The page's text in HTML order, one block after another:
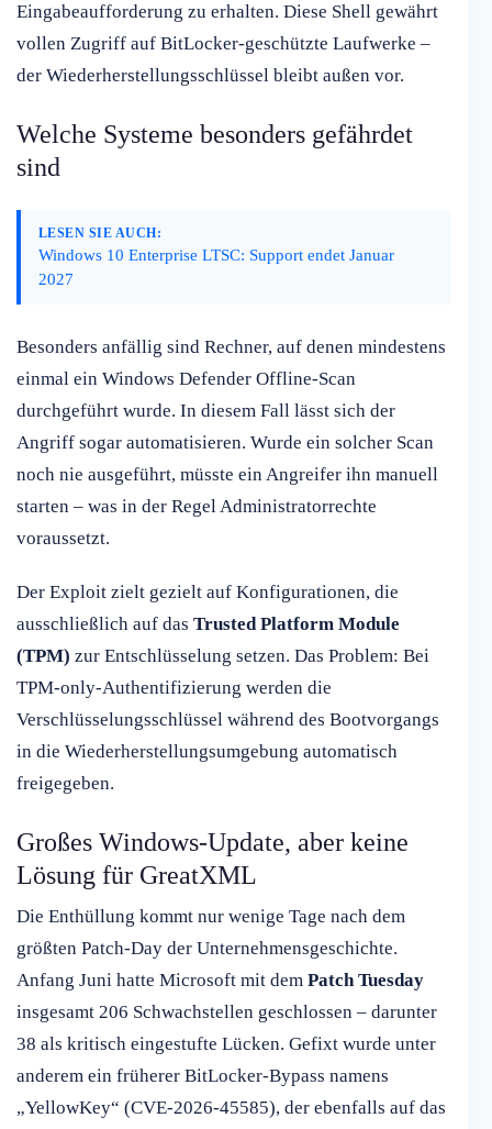
Eingabeaufforderung zu erhalten. Diese Shell gewährt
vollen Zugriff auf BitLocker-geschützte Laufwerke –
der Wiederherstellungsschlüssel bleibt außen vor.
Welche Systeme besonders gefährdet
sind
LESEN SIE AUCH:
Windows 10 Enterprise LTSC: Support endet Januar
2027
Besonders anfällig sind Rechner, auf denen mindestens
einmal ein Windows Defender Offline-Scan
durchgeführt wurde. In diesem Fall lässt sich der
Angriff sogar automatisieren. Wurde ein solcher Scan
noch nie ausgeführt, müsste ein Angreifer ihn manuell
starten – was in der Regel Administratorrechte
voraussetzt.
Der Exploit zielt gezielt auf Konfigurationen, die
ausschließlich auf das Trusted Platform Module
(TPM) zur Entschlüsselung setzen. Das Problem: Bei
TPM-only-Authentifizierung werden die
Verschlüsselungsschlüssel während des Bootvorgangs
in die Wiederherstellungsumgebung automatisch
freigegeben.
Großes Windows-Update, aber keine
Lösung für GreatXML
Die Enthüllung kommt nur wenige Tage nach dem
größten Patch-Day der Unternehmensgeschichte.
Anfang Juni hatte Microsoft mit dem Patch Tuesday
insgesamt 206 Schwachstellen geschlossen – darunter
38 als kritisch eingestufte Lücken. Gefixt wurde unter
anderem ein früherer BitLocker-Bypass namens
„YellowKey“ (CVE-2026-45585), der ebenfalls auf das